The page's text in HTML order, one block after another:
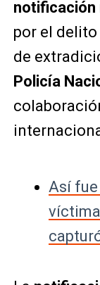
notificación
por el delito
de
Policía
Así